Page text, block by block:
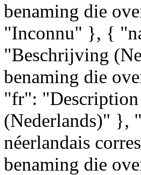
benaming die
"Inconnu" }, {
"Beschrijving
benaming die
"fr":
(Nederlands)"
néerlandais
benaming die